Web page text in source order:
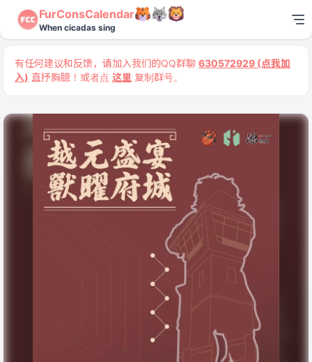
FurConsCalendar
When cicadas sing
有任何建议和反馈，请加入我们的QQ群聊 630572929 (点我加
入) 直抒胸臆！或者点 这里 复制群号。